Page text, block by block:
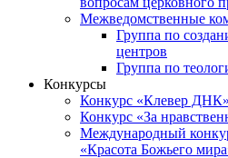
Межведомственные
Группа по
центров
Группа по
Конкурсы
Конкурс «Клевер ДНК»
Конкурс «За
Международный
«Красота Божьего